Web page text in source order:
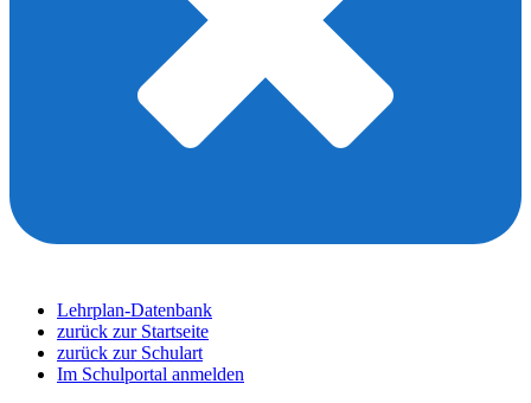
Lehrplan-Datenbank
zurück zur Startseite
zurück zur Schulart
Im Schulportal anmelden